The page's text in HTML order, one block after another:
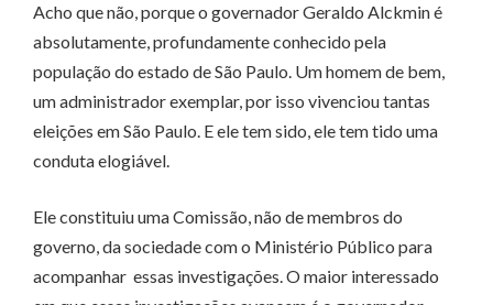
Acho que não, porque o governador Geraldo Alckmin é
absolutamente, profundamente conhecido pela
população do estado de São Paulo. Um homem de bem,
um administrador exemplar, por isso vivenciou tantas
eleições em São Paulo. E ele tem sido, ele tem tido uma
conduta elogiável.
Ele constituiu uma Comissão, não de membros do
governo, da sociedade com o Ministério Público para
acompanhar essas investigações. O maior interessado